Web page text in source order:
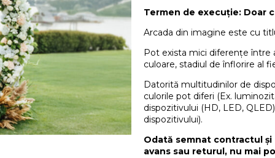
Termen de execuție: Doar
Arcada din imagine este cu
Pot exista mici diferențe între
culoare, stadiul de înflorire al
Datorită multitudinilor de
culorile pot diferi (Ex.
dispozitivului (HD, LED,
dispozitivului).
Odată semnat contractul
avans sau returul, nu mai